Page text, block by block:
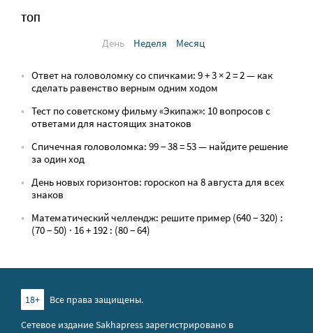
ТОП
День
Неделя Месяц
Ответ на головоломку со спичками: 9 + 3 × 2 = 2 — как
сделать равенство верным одним ходом
Тест по советскому фильму «Экипаж»: 10 вопросов с
ответами для настоящих знатоков
Спичечная головоломка: 99 − 38 = 53 — найдите решение
за один ход
День новых горизонтов: гороскоп на 8 августа для всех
знаков
Математический челлендж: решите пример (640 − 320) :
(70 − 50) · 16 + 192 : (80 − 64)
18+
Все права защищены.
Сетевое издание Sakhapress зарегистрировано в